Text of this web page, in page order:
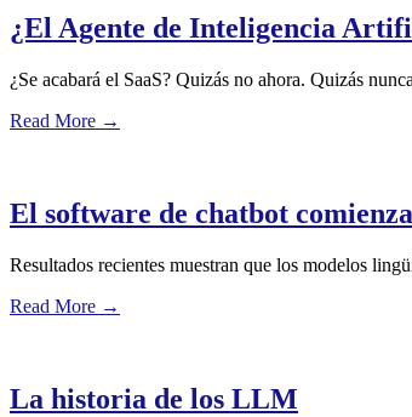
¿El Agente de Inteligencia
¿Se acabará el SaaS? Quizás no ahora. Quizás
Read More →
El software de chatbot
Resultados recientes muestran que los modelos
Read More →
La historia de los LLM